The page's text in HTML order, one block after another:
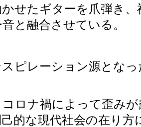
せたギターを爪弾き、
と融合させている。
ピレーション源とな
コロナ禍によって歪み
的な現代社会の在り方